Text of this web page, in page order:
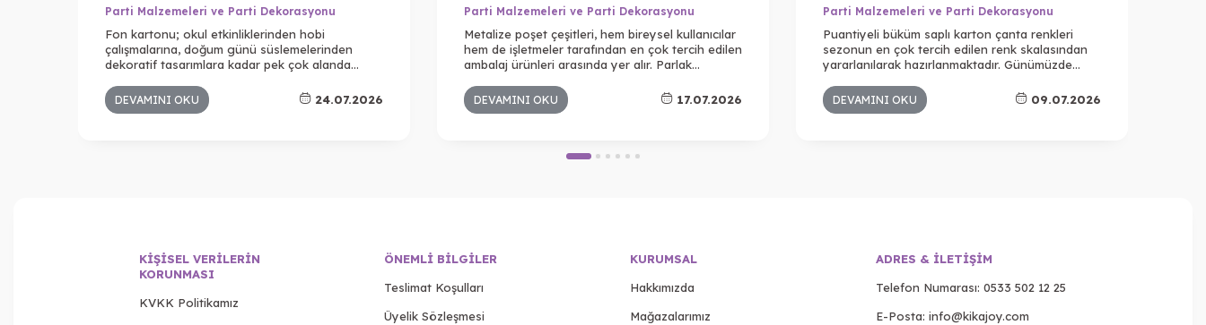
Parti Malzemeleri ve Parti Dekorasyonu
Fon kartonu; okul etkinliklerinden hobi
çalışmalarına, doğum günü süslemelerinden
dekoratif tasarımlara kadar pek çok alanda
biridir. Farklı renk seçenekleri, kolay kesilebilmesi
ve dayanıklı yapısı sayesinde hem çocuklar hem
DEVAMINI OKU 24.07.2026
Parti Malzemeleri ve Parti Dekorasyonu
Metalize poşet çeşitleri, hem bireysel kullanıcılar
hem de işletmeler tarafından en çok tercih edilen
ambalaj ürünleri arasında yer alır. Parlak
sayesinde hediyelik ürünlerden e-ticaret
gönderilerine kadar birçok farklı alanda
görünüm ile korumayı bir arada sunan ideal
DEVAMINI OKU 17.07.2026
Parti Malzemeleri ve Parti Dekorasyonu
Puantiyeli büküm saplı karton çanta renkleri
sezonun en çok tercih edilen renk skalasından
yararlanılarak hazırlanmaktadır. Günümüzde
ambalajı da büyük bir önem taşır. Çünkü insanlar
artık satın aldıkları şeyin yalnızca bir ürün değil,
DEVAMINI OKU 09.07.2026
KIŞISEL VERILERIN
KORUNMASI
KVKK Politikamız
ÖNEMLI BILGILER
Teslimat Koşulları
Üyelik Sözleşmesi
KURUMSAL
Hakkımızda
Mağazalarımız
ADRES & İLETIŞIM
Telefon Numarası: 0533 502 12 25
E-Posta: info@kikajoy.com